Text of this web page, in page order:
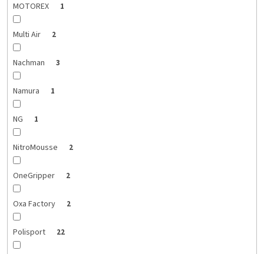
MOTOREX 1
Multi Air 2
Nachman 3
Namura 1
NG 1
NitroMousse 2
OneGripper 2
Oxa Factory 2
Polisport 22